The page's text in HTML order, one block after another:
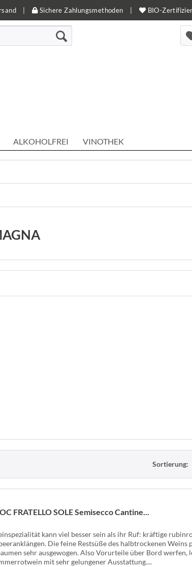
Sichere Zahlungsmethoden BIO-
ALKOHOLFREI VINOTHEK
Sortierung:
FRATELLO SOLE Semisecco Cantine...
kann viel besser sein als ihr Ruf: kräftige
Die feine Restsüße des halbtrockenen
sehr ausgewogen. Also Vorurteile über Bord werfen,
mit sehr gelungener Ausstattung....